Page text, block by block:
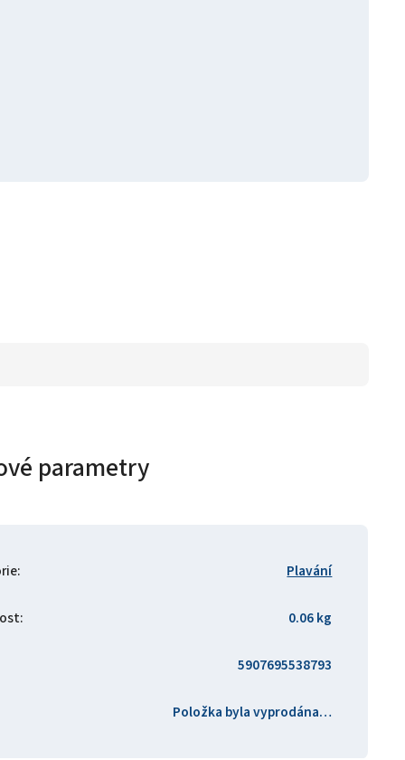
parametry
: Plavání
: 0.06 kg
5907695538793
Položka byla vyprodána…